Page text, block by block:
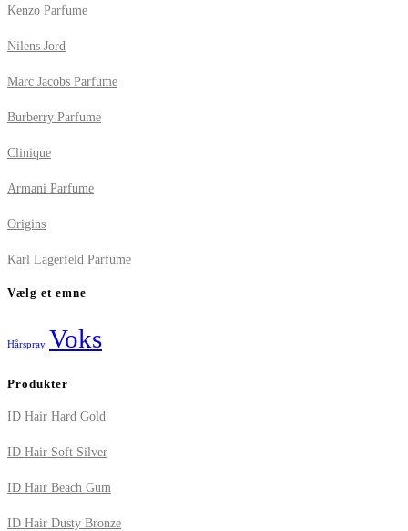
Kenzo Parfume
Nilens Jord
Marc Jacobs Parfume
Burberry Parfume
Clinique
Armani Parfume
Origins
Karl Lagerfeld Parfume
Vælg et emne
Hårspray Voks
Produkter
ID Hair Hard Gold
ID Hair Soft Silver
ID Hair Beach Gum
ID Hair Dusty Bronze